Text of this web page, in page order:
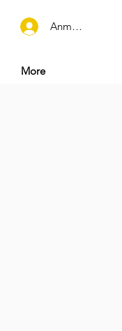
Anmelden
More